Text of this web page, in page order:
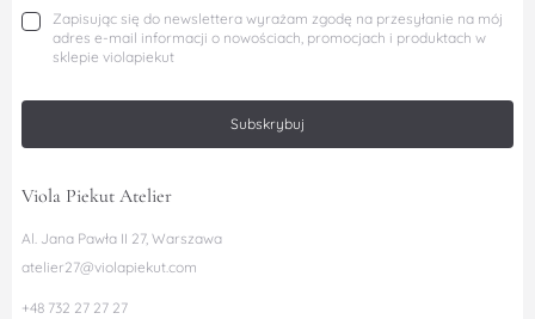
Zapisując się do newslettera wyrażam zgodę na przesyłanie na mój
adres e-mail informacji o nowościach, promocjach i produktach w
sklepie violapiekut
Subskrybuj
Viola Piekut Atelier
Al. Jana Pawła II 27, Warszawa
atelier27@violapiekut.com
+48 732 27 27 27